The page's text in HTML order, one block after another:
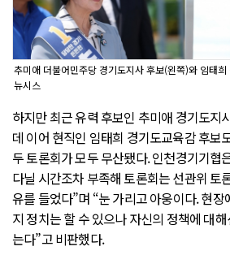
추미애 더불어민주당 경기도지사 후보(왼쪽)와 임태
뉴시스
하지만 최근 유력 후보인 추미애 경기도지
데 이어 현직인 임태희 경기도교육감 후보
두 토론회가 모두 무산됐다. 인천경기기협
다닐 시간조차 부족해 토론회는 선관위 토
유를 들었다”며 “눈 가리고 아웅이다. 현
지 정치는 할 수 있으나 자신의 정책에 대
는다”고 비판했다.